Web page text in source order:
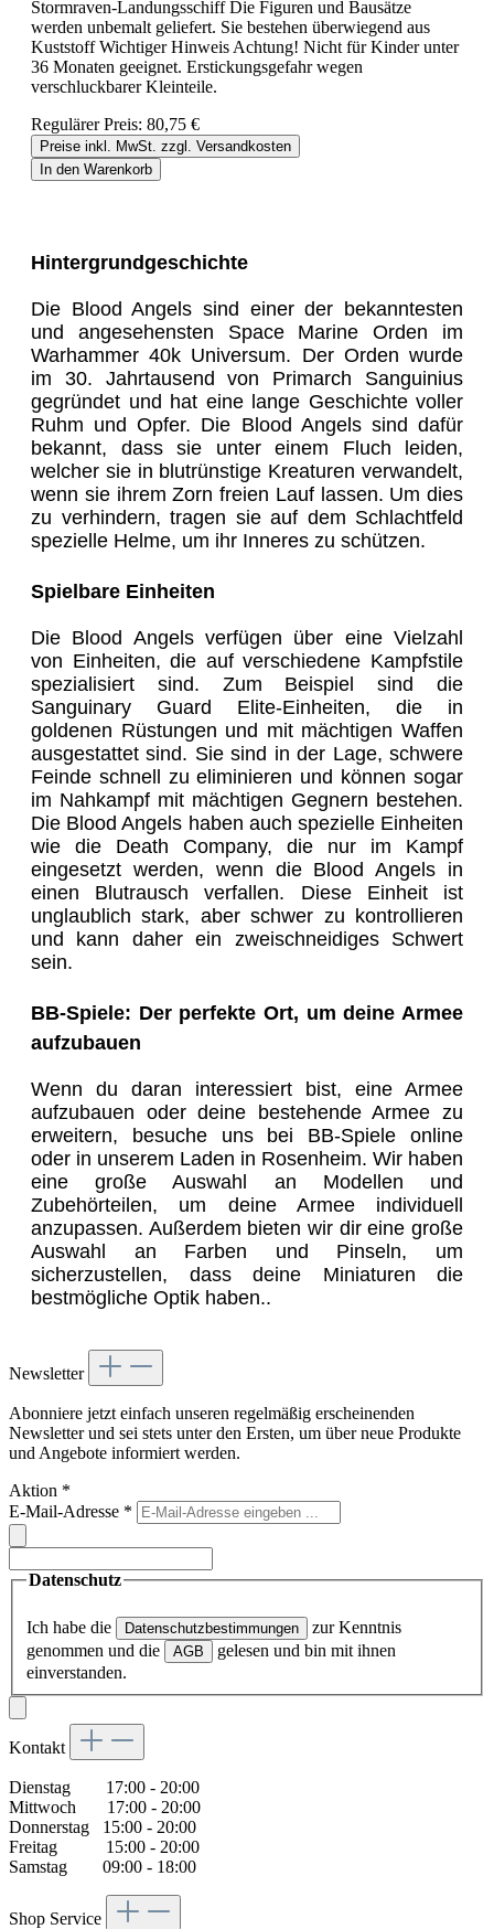
Stormraven-Landungsschiff Die Figuren und Bausätze
werden unbemalt geliefert. Sie bestehen überwiegend aus
Kuststoff Wichtiger Hinweis Achtung! Nicht für Kinder unter
36 Monaten geeignet. Erstickungsgefahr wegen
verschluckbarer Kleinteile.
Regulärer Preis: 80,75 €
Preise inkl. MwSt. zzgl. Versandkosten
In den Warenkorb
Hintergrundgeschichte
Die Blood Angels sind einer der bekanntesten
und angesehensten Space Marine Orden im
Warhammer 40k Universum. Der Orden wurde
im 30. Jahrtausend von Primarch Sanguinius
gegründet und hat eine lange Geschichte voller
Ruhm und Opfer. Die Blood Angels sind dafür
bekannt, dass sie unter einem Fluch leiden,
welcher sie in blutrünstige Kreaturen verwandelt,
wenn sie ihrem Zorn freien Lauf lassen. Um dies
zu verhindern, tragen sie auf dem Schlachtfeld
spezielle Helme, um ihr Inneres zu schützen.
Spielbare Einheiten
Die Blood Angels verfügen über eine Vielzahl
von Einheiten, die auf verschiedene Kampfstile
spezialisiert sind. Zum Beispiel sind die
Sanguinary Guard Elite-Einheiten, die in
goldenen Rüstungen und mit mächtigen Waffen
ausgestattet sind. Sie sind in der Lage, schwere
Feinde schnell zu eliminieren und können sogar
im Nahkampf mit mächtigen Gegnern bestehen.
Die Blood Angels haben auch spezielle Einheiten
wie die Death Company, die nur im Kampf
eingesetzt werden, wenn die Blood Angels in
einen Blutrausch verfallen. Diese Einheit ist
unglaublich stark, aber schwer zu kontrollieren
und kann daher ein zweischneidiges Schwert
sein.
BB-Spiele: Der perfekte Ort, um deine Armee
aufzubauen
Wenn du daran interessiert bist, eine Armee
aufzubauen oder deine bestehende Armee zu
erweitern, besuche uns bei BB-Spiele online
oder in unserem Laden in Rosenheim. Wir haben
eine große Auswahl an Modellen und
Zubehörteilen, um deine Armee individuell
anzupassen. Außerdem bieten wir dir eine große
Auswahl an Farben und Pinseln, um
sicherzustellen, dass deine Miniaturen die
bestmögliche Optik haben..
Newsletter
Abonniere jetzt einfach unseren regelmäßig erscheinenden
Newsletter und sei stets unter den Ersten, um über neue Produkte
und Angebote informiert werden.
Aktion *
E-Mail-Adresse *
Datenschutz
Ich habe die Datenschutzbestimmungen
zur Kenntnis
genommen und die
AGB
gelesen und bin mit ihnen
einverstanden.
Kontakt
Dienstag 17:00 - 20:00
Mittwoch 17:00 - 20:00
Donnerstag 15:00 - 20:00
Freitag 15:00 - 20:00
Samstag 09:00 - 18:00
Shop Service